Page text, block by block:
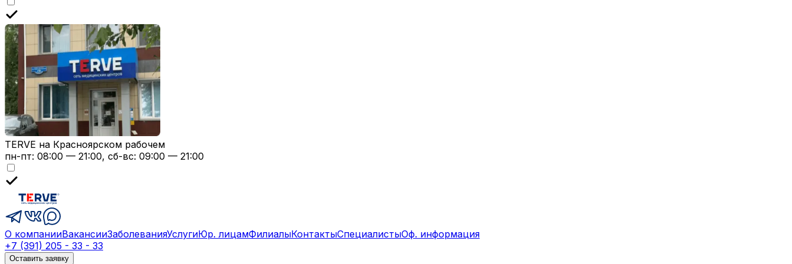
TERVE на Красноярском рабочем
пн-пт: 08:00 — 21:00, сб-вс: 09:00 — 21:00
О компанииВакансииЗаболеванияУслугиЮр. лицамФилиалыКонтактыСпециалистыОф. информация
+7 (391) 205 - 33 - 33
Оставить заявку